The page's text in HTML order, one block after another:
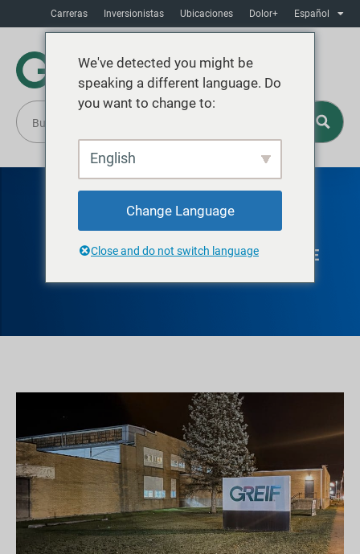
Carreras Inversionistas Ubicaciones Dolor+ Español
GREIF VAN WERT
TAMBORES, TUBOS Y NÚCLEOS DE
We've detected you might be
speaking a different language. Do
you want to change to:
English
Change Language
Close and do not switch language